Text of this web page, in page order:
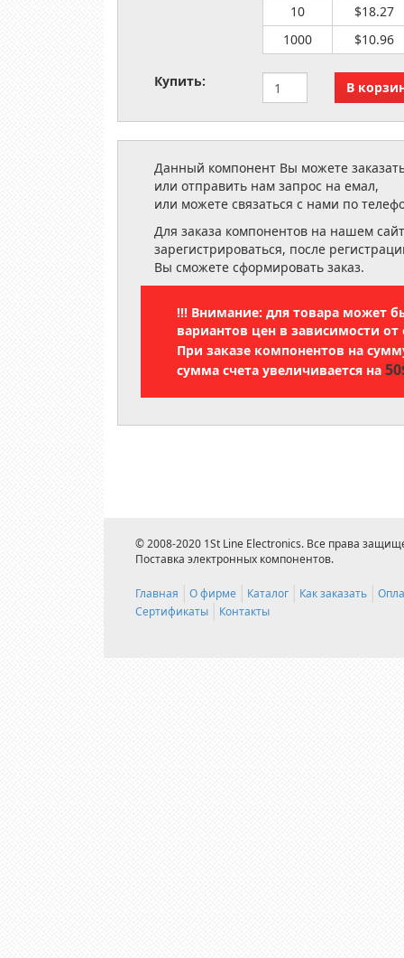
10
$18.27
1000
$10.96
Купить:
Данный компонент Вы можете
или отправить нам запрос на емал,
или можете связаться с нами по
Для заказа компонентов на нашем
зарегистрироваться, после
Вы сможете сформировать заказ.
!!! Внимание: для товара может
вариантов цен в зависимости от
При заказе компонентов на
сумма счета увеличивается на
© 2008-2020 1St Line Electronics. Все права
Поставка электронных компонентов.
Главная О фирме Каталог Как заказать
Сертификаты
Контакты